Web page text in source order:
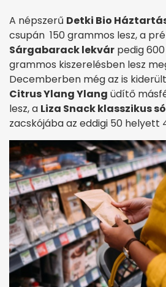
A népszerű Detki Bio
csupán 150 grammos lesz, a
Sárgabarack lekvár pedig
grammos kiszerelésben lesz
Decemberben még az is
Citrus Ylang Ylang üdítő
lesz, a Liza Snack klasszikus
zacskójába az eddigi 50 helyett